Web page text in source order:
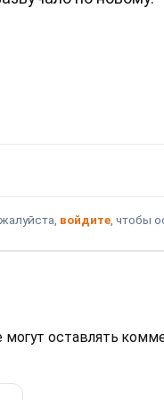
войдите, чтобы
могут оставлять